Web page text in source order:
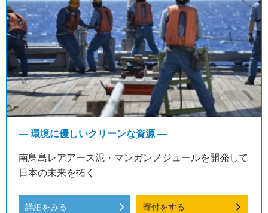
― 環境に優しいクリーンな資源 ―
南鳥島レアアース泥・マンガンノジュールを開発して
日本の未来を拓く
詳細をみる 寄付をする